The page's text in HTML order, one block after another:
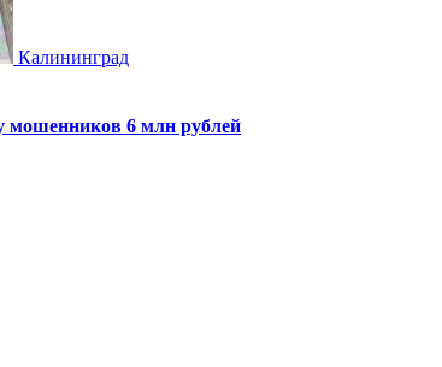
Калининград
мошенников 6 млн рублей